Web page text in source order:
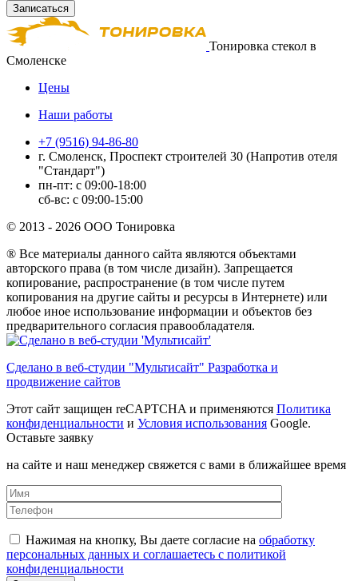
Тонировка стекол в
Смоленске
Цены
Наши работы
+7 (9516) 94-86-80
г. Смоленск, Проспект строителей 30 (Напротив отеля
"Стандарт")
пн-пт: с 09:00-18:00
сб-вс: с 09:00-15:00
© 2013 - 2026 ООО Тонировка
® Все материалы данного сайта являются объектами
авторского права (в том числе дизайн). Запрещается
копирование, распространение (в том числе путем
копирования на другие сайты и ресурсы в Интернете) или
любое иное использование информации и объектов без
предварительного согласия правообладателя.
Сделано в веб-студии "Мультисайт" Разработка и
продвижение сайтов
Этот сайт защищен reCAPTCHA и применяются Политика
конфиденциальности и Условия использования Google.
Оставьте заявку
на сайте и наш менеджер свяжется с вами в ближайшее время
Нажимая на кнопку, Вы даете согласие на обработку
персональных данных и соглашаетесь с политикой
конфиденциальности